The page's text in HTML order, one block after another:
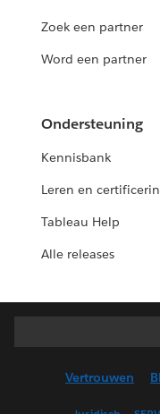
Zoek een partner
Word een partner
Ondersteuning
Kennisbank
Leren en
Tableau Help
Alle releases
Vertrouwen